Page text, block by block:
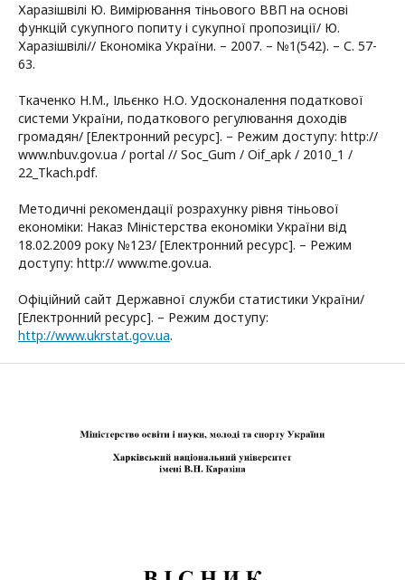
Харазішвілі Ю. Вимірювання тіньового ВВП на основі
функцій сукупного попиту і сукупної пропозиції/ Ю.
Харазішвілі// Економіка України. – 2007. – №1(542). – С. 57-
63.
Ткаченко Н.М., Ільєнко Н.О. Удосконалення податкової
системи України, податкового регулювання доходів
громадян/ [Електронний ресурс]. – Режим доступу: http://
www.nbuv.gov.ua / portal // Soc_Gum / Oif_apk / 2010_1 /
22_Tkach.pdf.
Методичні рекомендації розрахунку рівня тіньової
економіки: Наказ Міністерства економіки України від
18.02.2009 року №123/ [Електронний ресурс]. – Режим
доступу: http:// www.me.gov.ua.
Офіційний сайт Державної служби статистики України/
[Електронний ресурс]. – Режим доступу:
http://www.ukrstat.gov.ua.